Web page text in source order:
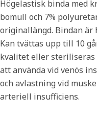
Högelastisk binda med
bomull och 7%
originallängd. Bindan är
Kan tvättas upp till 10
kvalitet eller steriliseras
att använda vid venös
och avlastning vid
arteriell insufficiens.